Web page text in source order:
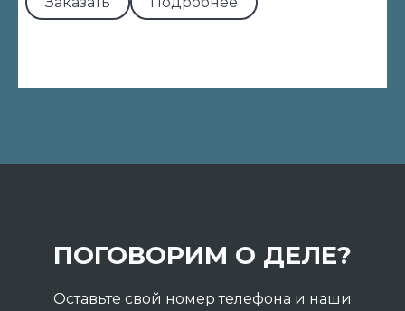
ПОГОВОРИМ О ДЕЛЕ?
Оставьте свой номер телефона и наши